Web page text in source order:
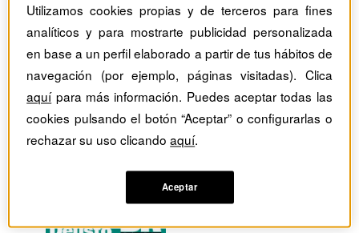
The Bold Choice selección exclusiva
Top Employers selección exclusiva
Hemeroteca
Monográficos
Dossieres
Revistas del mes
Utilizamos cookies propias y de terceros para fines
analíticos y para mostrarte publicidad personalizada
en base a un perfil elaborado a partir de tus hábitos de
navegación (por ejemplo, páginas visitadas). Clica
aquípara más información. Puedes aceptar todas las
cookies pulsando el botón “Aceptar” o configurarlas o
rechazar su uso clicandoaquí.
Aceptar